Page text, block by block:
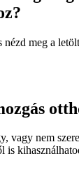
nézd meg a
vagy nem
is